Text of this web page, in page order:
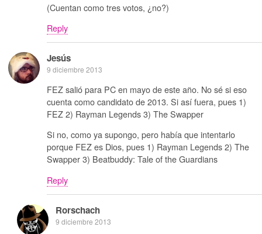
(Cuentan como tres votos, ¿no?)
Reply
Jesús
9 diciembre 2013
FEZ salió para PC en mayo de este año. No sé si eso
cuenta como candidato de 2013. Si así fuera, pues 1)
FEZ 2) Rayman Legends 3) The Swapper
Si no, como ya supongo, pero había que intentarlo
porque FEZ es Dios, pues 1) Rayman Legends 2) The
Swapper 3) Beatbuddy: Tale of the Guardians
Reply
Rorschach
9 diciembre 2013